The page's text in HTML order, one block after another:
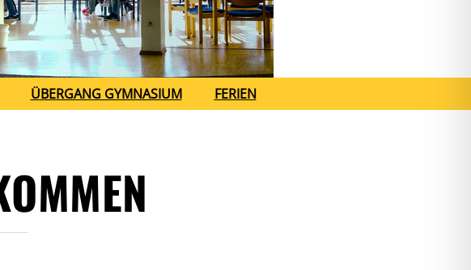
ÜBERGANG GYMNASIUM FERIEN